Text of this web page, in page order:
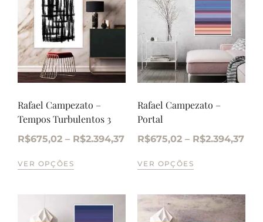
Rafael Campezato –
Tempos Turbulentos 3
R$675,02 – R$2.394,37
VER OPÇÕES
Rafael Campezato –
Portal
R$675,02 – R$2.394,37
VER OPÇÕES